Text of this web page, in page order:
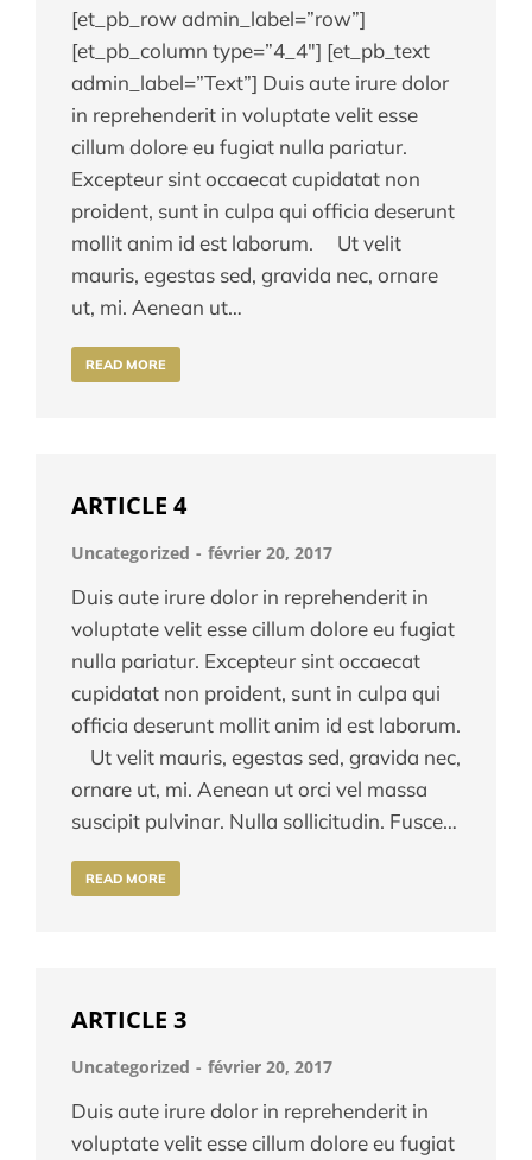
[et_pb_row admin_label=”row”]
[et_pb_column type=”4_4″] [et_pb_text
admin_label=”Text”] Duis aute irure dolor
in reprehenderit in voluptate velit esse
cillum dolore eu fugiat nulla pariatur.
Excepteur sint occaecat cupidatat non
proident, sunt in culpa qui officia deserunt
mollit anim id est laborum. Ut velit
mauris, egestas sed, gravida nec, ornare
ut, mi. Aenean ut…
READ MORE
ARTICLE 4
Uncategorized février 20, 2017
Duis aute irure dolor in reprehenderit in
voluptate velit esse cillum dolore eu fugiat
nulla pariatur. Excepteur sint occaecat
cupidatat non proident, sunt in culpa qui
officia deserunt mollit anim id est laborum.
Ut velit mauris, egestas sed, gravida nec,
ornare ut, mi. Aenean ut orci vel massa
suscipit pulvinar. Nulla sollicitudin. Fusce…
READ MORE
ARTICLE 3
Uncategorized février 20, 2017
Duis aute irure dolor in reprehenderit in
voluptate velit esse cillum dolore eu fugiat